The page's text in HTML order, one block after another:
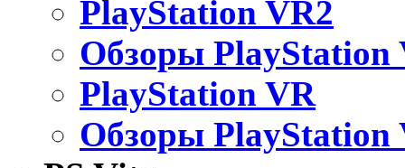
PlayStation VR2
Обзоры PlayStation
PlayStation VR
Обзоры PlayStation